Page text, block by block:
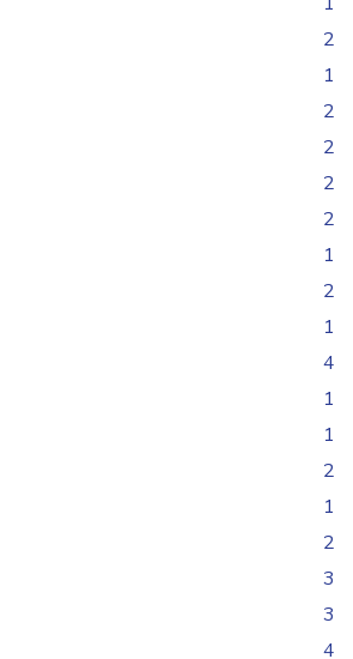
2
1
2
2
2
2
1
2
1
4
1
1
2
1
2
3
3
4